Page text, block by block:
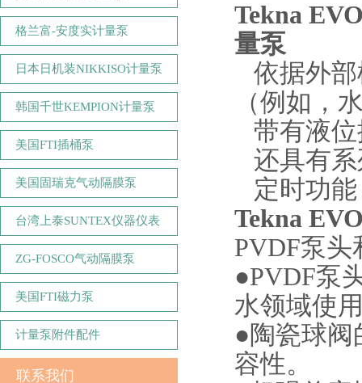
格兰富-安度实计量泵
日本日机装NIKKISO计量泵
韩国千世KEMPION计量泵
美国FTI插桶泵
美国固瑞克气动隔膜泵
台湾上泰SUNTEX仪器仪表
ZG-FOSCO气动隔膜泵
美国FTI磁力泵
计量泵附件配件
联系我们
Tekna
量泵
依据外
（例如，
带有液
还具有系
定时功能
Tekna
PVDF泵
●PVDF泵
水领域使
●陶瓷球阀
容性。